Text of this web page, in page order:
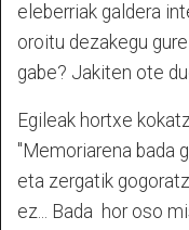
eleberriak galdera
oroitu dezakegu
gabe? Jakiten ote
Egileak hortxe
"Memoriarena bada
eta zergatik
ez... Bada hor oso